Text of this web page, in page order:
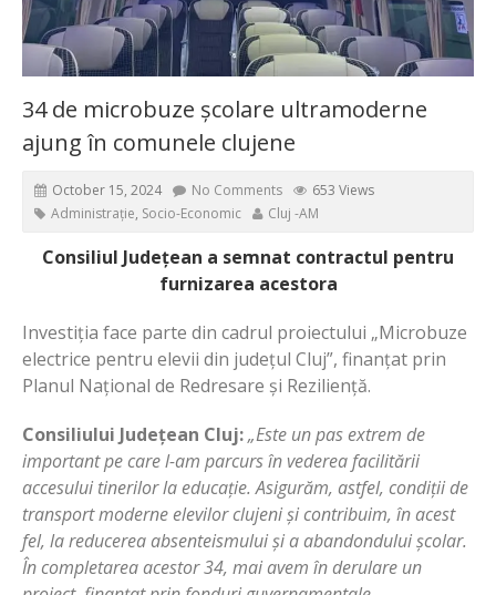
34 de microbuze școlare ultramoderne
ajung în comunele clujene
October 15, 2024 No Comments
653 Views
Administrație, Socio-Economic Cluj -AM
Consiliul Județean a semnat contractul pentru
furnizarea acestora
Investiția face parte din cadrul proiectului „Microbuze
electrice pentru elevii din județul Cluj”, finanțat prin
Planul Național de Redresare și Reziliență.
Consiliului Județean Cluj:„Este un pas extrem de
important pe care l-am parcurs în vederea facilitării
accesului tinerilor la educație. Asigurăm, astfel, condiții de
transport moderne elevilor clujeni și contribuim, în acest
fel, la reducerea absenteismului și a abandondului școlar.
În completarea acestor 34, mai avem în derulare un